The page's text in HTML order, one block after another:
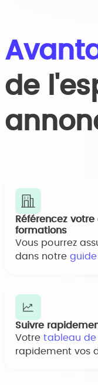
de
Référencez
formations
Vous pourrez
dans notre guide
Suivre
Votretableau de
rapidement vos